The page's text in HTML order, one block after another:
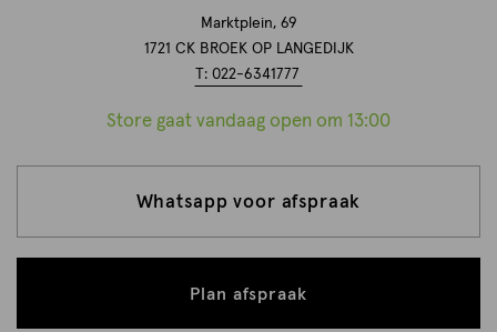
Marktplein, 69
1721 CK BROEK OP LANGEDIJK
T: 022-6341777
Store gaat vandaag open om 13:00
Whatsapp voor afspraak
Plan afspraak